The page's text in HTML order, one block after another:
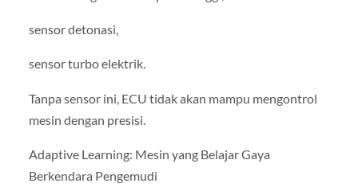
sensor detonasi,
sensor turbo elektrik.
Tanpa sensor ini, ECU tidak akan mampu mengontrol
mesin dengan presisi.
Adaptive Learning: Mesin yang Belajar Gaya
Berkendara Pengemudi